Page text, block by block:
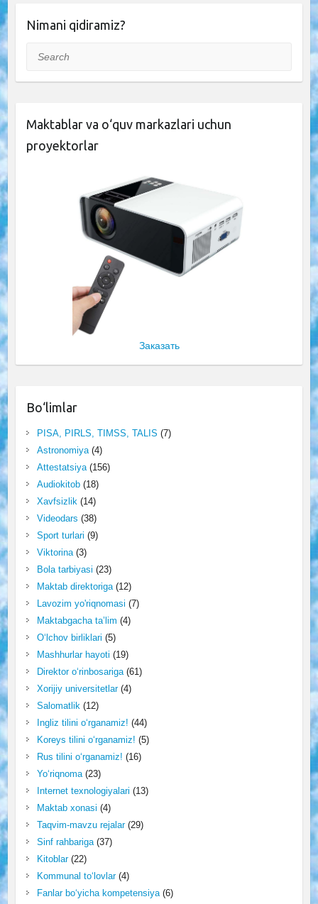
Nimani qidiramiz?
Search
Maktablar va o‘quv markazlari uchun
proyektorlar
Заказать
Bo‘limlar
PISA, PIRLS, TIMSS, TALIS (7)
Astronomiya(4)
Attestatsiya(156)
Audiokitob(18)
Xavfsizlik(14)
Videodars (38)
Sport turlari (9)
Viktorina(3)
Bola tarbiyasi (23)
Maktab direktoriga(12)
Lavozim yo'riqnomasi (7)
Maktabgacha ta’lim (4)
O‘lchov birliklari (5)
Mashhurlar hayoti (19)
Direktor o‘rinbosariga(61)
Xorijiy universitetlar(4)
Salomatlik(12)
Ingliz tilini o‘rganamiz! (44)
Koreys tilini o‘rganamiz! (5)
Rus tilini o‘rganamiz! (16)
Yo‘riqnoma(23)
Internet texnologiyalari (13)
Maktab xonasi (4)
Taqvim-mavzu rejalar(29)
Sinf rahbariga(37)
Kitoblar(22)
Kommunal to‘lovlar(4)
Fanlar bo‘yicha kompetensiya(6)